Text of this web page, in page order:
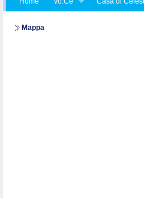
Mappa